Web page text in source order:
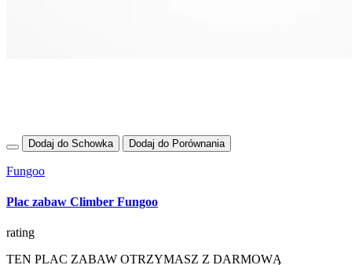
Dodaj do Schowka Dodaj do Porównania
Fungoo
Plac zabaw Climber Fungoo
rating
TEN PLAC ZABAW OTRZYMASZ Z DARMOWĄ